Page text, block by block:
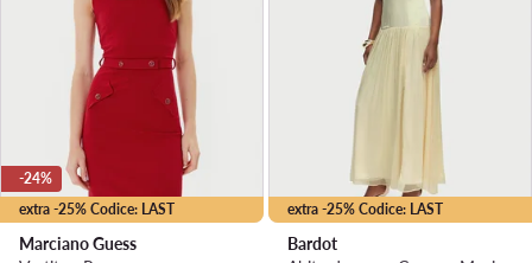
extra -25% Codice: LAST
-24%
Marciano Guess
extra -25% Codice: LAST
Bardot